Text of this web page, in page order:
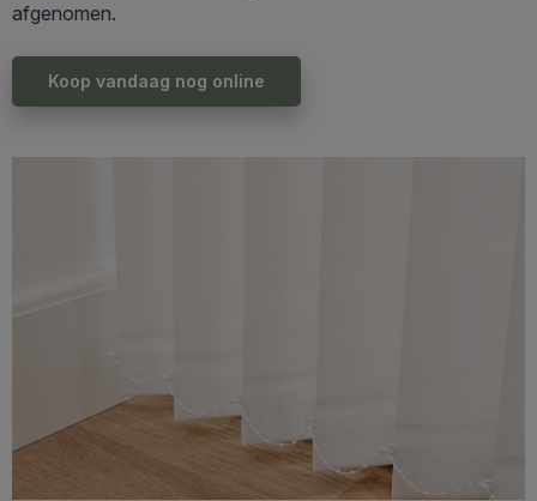
afgenomen.
Koop vandaag nog online